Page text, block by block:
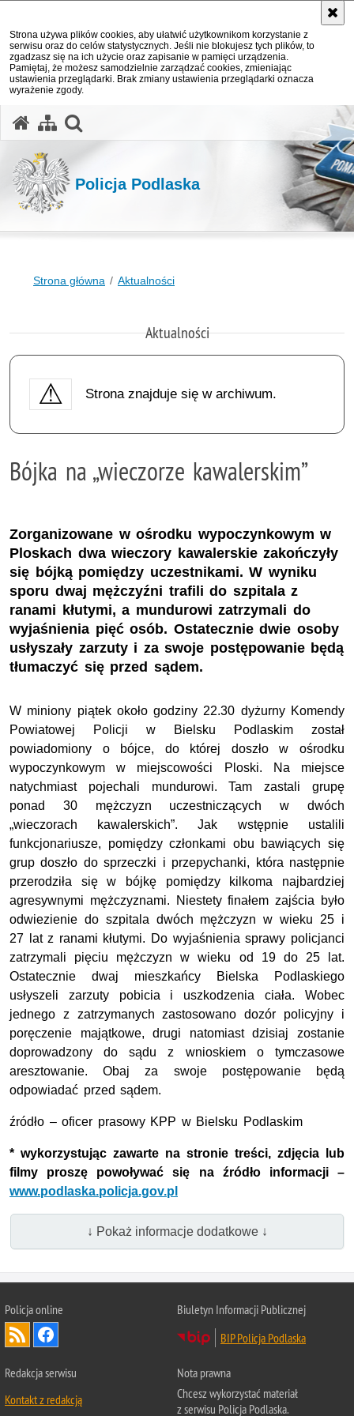
Strona używa plików cookies, aby ułatwić użytkownikom korzystanie z
serwisu oraz do celów statystycznych. Jeśli nie blokujesz tych plików, to
zgadzasz się na ich użycie oraz zapisanie w pamięci urządzenia.
Pamiętaj, że możesz samodzielnie zarządzać cookies, zmieniając
ustawienia przeglądarki. Brak zmiany ustawienia przeglądarki oznacza
wyrażenie zgody.
Policja Podlaska
Strona główna Aktualności
Aktualności
Strona znajduje się w archiwum.
Bójka na „wieczorze kawalerskim”
Zorganizowane w ośrodku wypoczynkowym w
Ploskach dwa wieczory kawalerskie zakończyły
się bójką pomiędzy uczestnikami. W wyniku
sporu dwaj mężczyźni trafili do szpitala z
ranami kłutymi, a mundurowi zatrzymali do
wyjaśnienia pięć osób. Ostatecznie dwie osoby
usłyszały zarzuty i za swoje postępowanie będą
tłumaczyć się przed sądem.
W miniony piątek około godziny 22.30 dyżurny Komendy
Powiatowej Policji w Bielsku Podlaskim został
powiadomiony o bójce, do której doszło w ośrodku
wypoczynkowym w miejscowości Ploski. Na miejsce
natychmiast pojechali mundurowi. Tam zastali grupę
ponad 30 mężczyzn uczestniczących w dwóch
„wieczorach kawalerskich”. Jak wstępnie ustalili
funkcjonariusze, pomiędzy członkami obu bawiących się
grup doszło do sprzeczki i przepychanki, która następnie
przerodziła się w bójkę pomiędzy kilkoma najbardziej
agresywnymi mężczyznami. Niestety finałem zajścia było
odwiezienie do szpitala dwóch mężczyzn w wieku 25 i
27 lat z ranami kłutymi. Do wyjaśnienia sprawy policjanci
zatrzymali pięciu mężczyzn w wieku od 19 do 25 lat.
Ostatecznie dwaj mieszkańcy Bielska Podlaskiego
usłyszeli zarzuty pobicia i uszkodzenia ciała. Wobec
jednego z zatrzymanych zastosowano dozór policyjny i
poręczenie majątkowe, drugi natomiast dzisiaj zostanie
doprowadzony do sądu z wnioskiem o tymczasowe
aresztowanie. Obaj za swoje postępowanie będą
odpowiadać przed sądem.
źródło – oficer prasowy KPP w Bielsku Podlaskim
* wykorzystując zawarte na stronie treści, zdjęcia lub
filmy proszę powoływać się na źródło informacji –
www.podlaska.policja.gov.pl
↓ Pokaż informacje dodatkowe ↓
Policja online
Biuletyn Informacji Publicznej
BIP Policja Podlaska
Redakcja serwisu
Kontakt z redakcją
Nota prawna
Chcesz wykorzystać materiał
z serwisu Policja Podlaska.